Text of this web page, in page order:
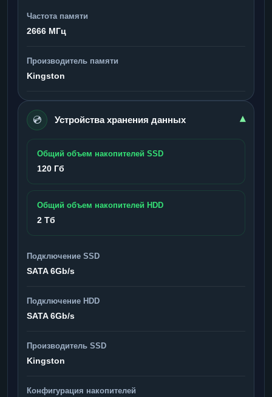
Частота памяти
2666 МГц
Производитель памяти
Kingston
💿 Устройства хранения данных ▾
Общий объем накопителей SSD
120 Гб
Общий объем накопителей HDD
2 Тб
Подключение SSD
SATA 6Gb/s
Подключение HDD
SATA 6Gb/s
Производитель SSD
Kingston
Конфигурация накопителей